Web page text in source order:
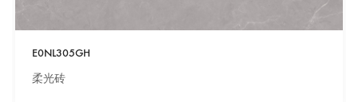
E0NL305GH
柔光砖